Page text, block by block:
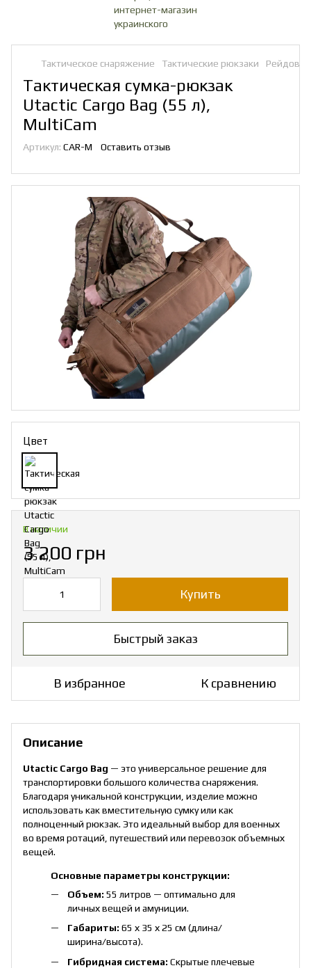
Тактическое снаряжение Тактические рюкзаки
Тактическая сумка-рюкзак
Utactic Cargo Bag (55 л),
MultiCam
Артикул: CAR-M Оставить отзыв
Цвет
В наличии
3 200 грн
Купить
Быстрый заказ
В избранное К сравнению
Описание
Utactic Cargo Bag — это универсальное решение для
транспортировки большого количества снаряжения.
Благодаря уникальной конструкции, изделие можно
использовать как вместительную сумку или как
полноценный рюкзак. Это идеальный выбор для военных
во время ротаций, путешествий или перевозок объемных
вещей.
Основные параметры конструкции:
Объем: 55 литров — оптимально для
личных вещей и амуниции.
Габариты: 65 х 35 х 25 см (длина/
ширина/высота).
Гибридная система: Скрытые плечевые